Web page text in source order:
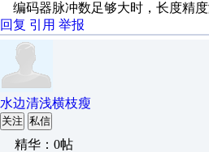
编码器脉冲数足够大时，长度精
回复 引用 举报
水边清浅横枝瘦
关注 私信
精华：0帖